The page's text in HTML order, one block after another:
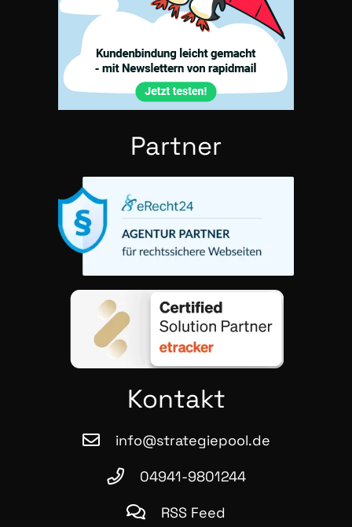
Part­ner
Kon­takt
info@strategiepool.de
04941-9801244
RSS Feed